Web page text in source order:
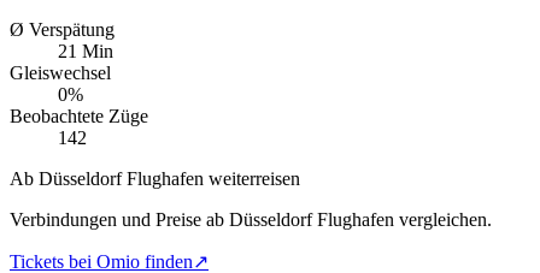
Ø Verspätung
21 Min
Gleiswechsel
0%
Beobachtete Züge
142
Ab Düsseldorf Flughafen weiterreisen
Verbindungen und Preise ab Düsseldorf Flughafen vergleichen.
Tickets bei Omio finden↗